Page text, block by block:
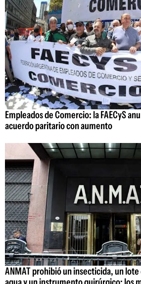
Empleados de Comercio: la FAECyS
acuerdo paritario con aumento
ANMAT prohibió un insecticida, un